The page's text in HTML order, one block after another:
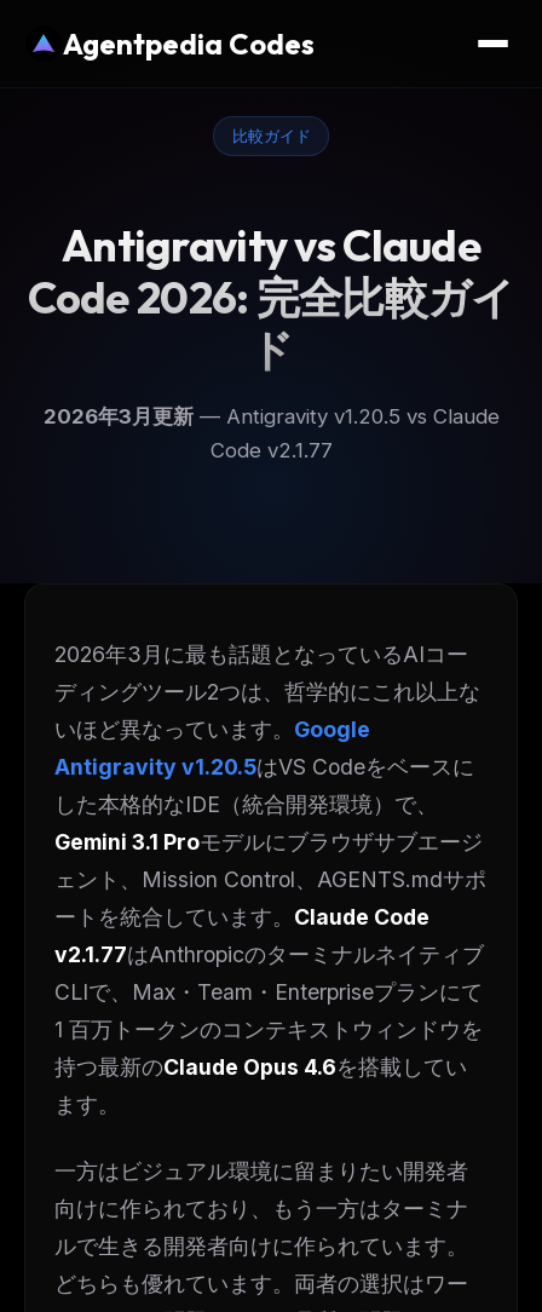
Agentpedia Codes
比較ガイド
Antigravity vs Claude
Code 2026: 完全比較ガイ
ド
2026年3月更新— Antigravity v1.20.5 vs Claude
Code v2.1.77
2026年3月に最も話題となっているAIコー
ディングツール2つは、哲学的にこれ以上な
いほど異なっています。 Google
Antigravity v1.20.5はVS Codeをベースに
した本格的なIDE（統合開発環境）で、
Gemini 3.1 Proモデルにブラウザサブエージ
ェント、Mission Control、AGENTS.mdサポ
ートを統合しています。 Claude Code
v2.1.77はAnthropicのターミナルネイティブ
CLIで、Max・Team・Enterpriseプランにて
1 百万トークンのコンテキストウィンドウを
持つ最新のClaude Opus 4.6を搭載してい
ます。
一方はビジュアル環境に留まりたい開発者
向けに作られており、もう一方はターミナ
ルで生きる開発者向けに作られています。
どちらも優れています。両者の選択はワー